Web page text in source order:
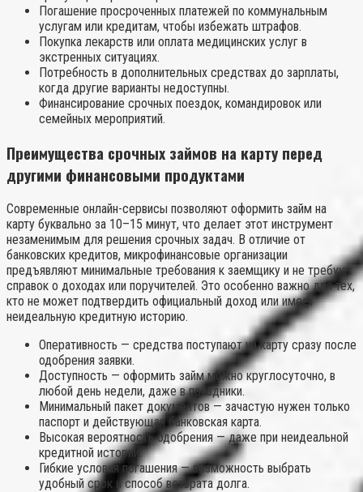
Погашение просроченных платежей по коммунальным
услугам или кредитам, чтобы избежать штрафов.
Покупка лекарств или оплата медицинских услуг в
экстренных ситуациях.
Потребность в дополнительных средствах до зарплаты,
когда другие варианты недоступны.
Финансирование срочных поездок, командировок или
семейных мероприятий.
Преимущества срочных займов на карту перед
другими финансовыми продуктами
Современные онлайн-сервисы позволяют оформить займ на
карту буквально за 10–15 минут, что делает этот инструмент
незаменимым для решения срочных задач. В отличие от
банковских кредитов, микрофинансовые организации
предъявляют минимальные требования к заемщику и не требуют
справок о доходах или поручителей. Это особенно важно для тех,
кто не может подтвердить официальный доход или имеет
неидеальную кредитную историю.
Оперативность — средства поступают на карту сразу после
одобрения заявки.
Доступность — оформить займ можно круглосуточно, в
любой день недели, даже в праздники.
Минимальный пакет документов — зачастую нужен только
паспорт и действующая банковская карта.
Высокая вероятность одобрения — даже при неидеальной
кредитной истории.
Гибкие условия погашения — возможность выбрать
удобный срок и способ возврата долга.